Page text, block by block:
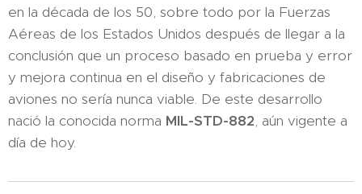
en la década de los 50, sobre todo por la Fuerzas
Aéreas de los Estados Unidos después de llegar a la
conclusión que un proceso basado en prueba y error
y mejora continua en el diseño y fabricaciones de
aviones no sería nunca viable. De este desarrollo
nació la conocida norma MIL-STD-882, aún vigente a
día de hoy.